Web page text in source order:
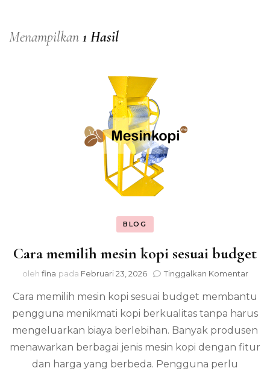
Menampilkan 1 Hasil
BLOG
Cara memilih mesin kopi sesuai budget
oleh fina pada Februari 23, 2026 Tinggalkan Komentarpada
Cara memilih mesin kopi sesuai budget membantu
pengguna menikmati kopi berkualitas tanpa harus
mengeluarkan biaya berlebihan. Banyak produsen
menawarkan berbagai jenis mesin kopi dengan fitur
dan harga yang berbeda. Pengguna perlu